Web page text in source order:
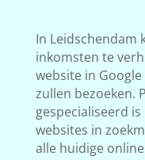
In Leidschendam
inkomsten te
website in
zullen bezoeken.
gespecialiseerd
websites in
alle huidige